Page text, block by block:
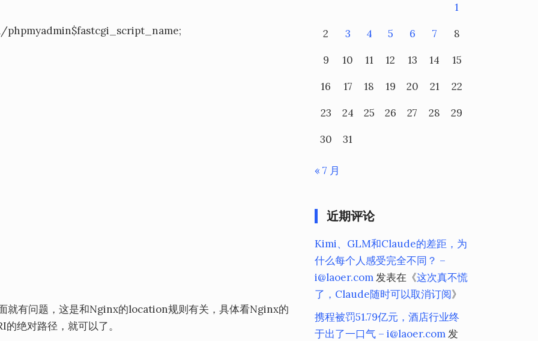
phpmyadmin$fastcgi_script_name;
就有问题，这是和Nginx的location规则有关，具体看Nginx的
绝对路径，就可以了。
1
2
3 4 5 6 7
8
9
10 11 12 13 14
15
16
17 18 19 20 21
22
23
24 25 26 27 28
29
30
31
« 7 月
近期评论
Kimi、GLM和Claude的差距，为
什么每个人感受完全不同？ –
i@laoer.com发表在《这次真不慌
了，Claude随时可以取消订阅》
携程被罚51.79亿元，酒店行业终
于出了一口气 – i@laoer.com发